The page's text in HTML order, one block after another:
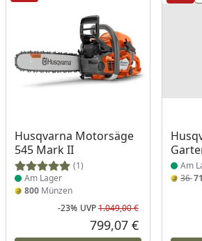
Husqvarna Motorsäge
545 Mark II
(1)
Produkt am Lager
Am Lager
800 Münzen
Rabatt in
-23% UVP1.049,00 €
Aktueller
799,07 €
Am
3671